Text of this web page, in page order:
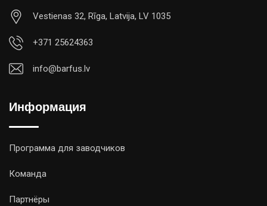
Vestienas 32, Rīga, Latvija, LV 1035
+371 25624363
info@barfus.lv
Информация
Программа для заводчиков
Команда
Партнёры